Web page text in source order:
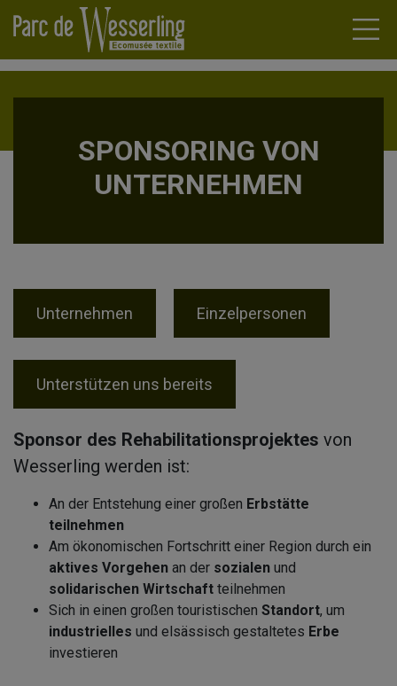
SPONSORING VON
UNTERNEHMEN
Unternehmen Einzelpersonen
Unterstützen uns bereits
Sponsor des Rehabilitationsprojektes von
Wesserling werden ist:
An der Entstehung einer großen Erbstätte
teilnehmen
Am ökonomischen Fortschritt einer Region durch ein
aktives Vorgehen an der sozialen und
solidarischen Wirtschaft teilnehmen
Sich in einen großen touristischen Standort, um
industrielles und elsässisch gestaltetes Erbe
investieren